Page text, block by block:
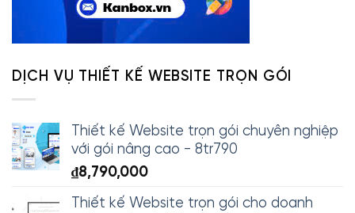
DỊCH VỤ THIẾT KẾ WEBSITE TRỌN GÓI
Thiết kế Website trọn gói chuyên nghiệp
với gói nâng cao - 8tr790
₫8,790,000
Thiết kế Website trọn gói cho doanh